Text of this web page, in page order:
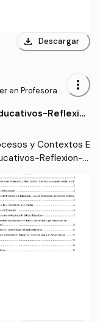
download Descargar
en Profesorad
y Bachill
de Idi
more_vert
Reflexio
y Contextos E
Reflexion-fi